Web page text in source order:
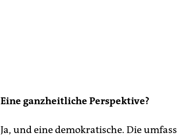
Eine ganzheitliche Perspektive?
Ja, und eine demokratische. Die